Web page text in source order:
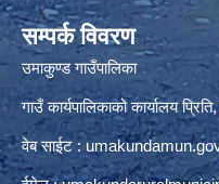
सम्पर्क विवरण
उमाकुण्ड गाउँपालिका
गाउँ कार्यपालिकाको कार्यालय
वेब साईट :